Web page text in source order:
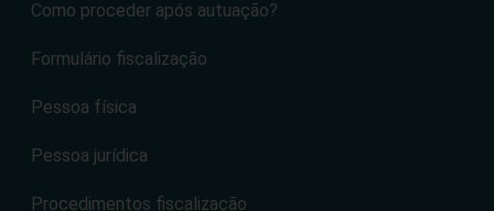
Como proceder após autuação?
Formulário fiscalização
Pessoa física
Pessoa jurídica
Procedimentos fiscalização